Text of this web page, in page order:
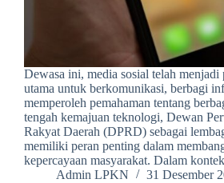
Dewasa ini, media sosial telah menjadi
utama untuk berkomunikasi, berbagi
memperoleh pemahaman tentang
tengah kemajuan teknologi, Dewan
Rakyat Daerah (DPRD) sebagai
memiliki peran penting dalam
kepercayaan masyarakat. Dalam
Admin LPKN
31 Desember